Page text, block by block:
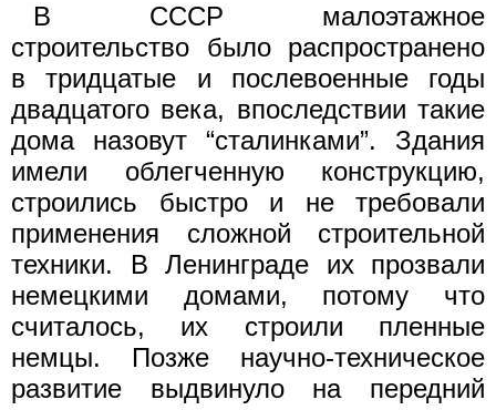
В СССР малоэтажное
строительство было распространено
в тридцатые и послевоенные годы
двадцатого века, впоследствии такие
дома назовут “сталинками”. Здания
имели облегченную конструкцию,
строились быстро и не требовали
применения сложной строительной
техники. В Ленинграде их прозвали
немецкими домами, потому что
считалось, их строили пленные
немцы. Позже научно-техническое
развитие выдвинуло на передний